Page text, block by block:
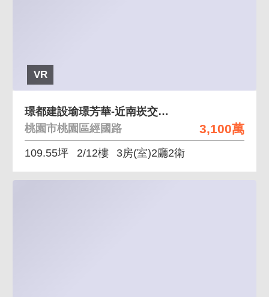
VR
3,100萬
璟都建設瑜璟芳華-近南崁交流道3房五車位景觀宅
桃園市桃園區經國路
109.55坪 2/12樓 3房(室)2廳2衛